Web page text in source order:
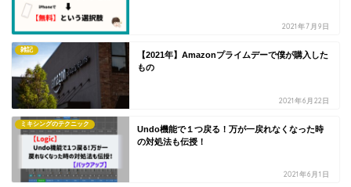
2021年7月9日
雑記
【2021年】Amazonプライムデーで僕が購入した
もの
2021年6月22日
ミキシングのテクニック
Undo機能で１つ戻る！万が一戻れなくなった時
の対処法も伝授！
2021年6月1日